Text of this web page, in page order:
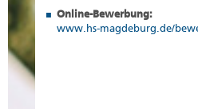
Online-Bewerbung:
www.hs-magdeburg.de/